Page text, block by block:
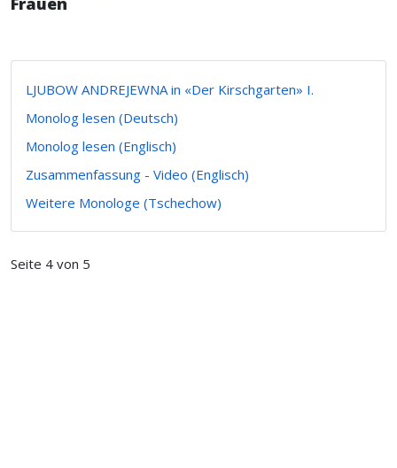
LJUBOW ANDREJEWNA in «Der Kirschgarten» I.
Monolog lesen (Deutsch)
Monolog lesen (Englisch)
Zusammenfassung - Video (Englisch)
Weitere Monologe (Tschechow)
Seite 4 von 5